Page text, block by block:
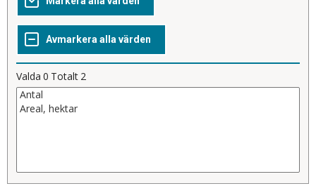
Valda 0 Totalt 2